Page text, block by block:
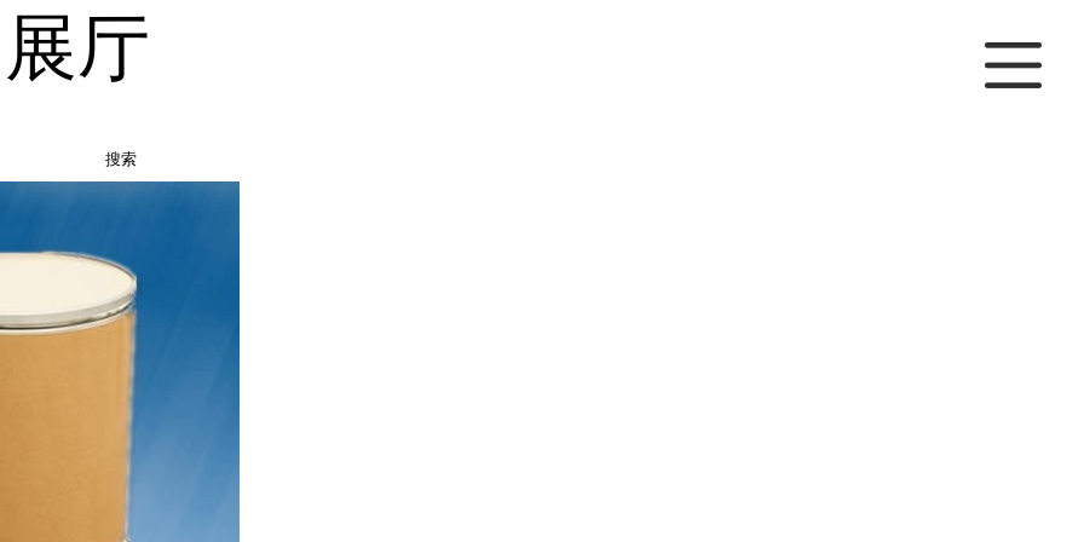
厅
搜索